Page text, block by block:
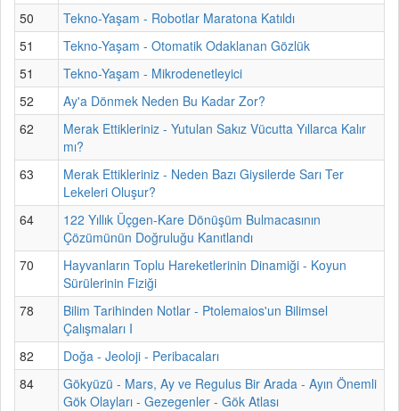
50
Tekno-Yaşam - Robotlar Maratona Katıldı
51
Tekno-Yaşam - Otomatik Odaklanan Gözlük
51
Tekno-Yaşam - Mikrodenetleyici
52
Ay'a Dönmek Neden Bu Kadar Zor?
62
Merak Ettikleriniz - Yutulan Sakız Vücutta Yıllarca Kalır
mı?
63
Merak Ettikleriniz - Neden Bazı Giysilerde Sarı Ter
Lekeleri Oluşur?
64
122 Yıllık Üçgen-Kare Dönüşüm Bulmacasının
Çözümünün Doğruluğu Kanıtlandı
70
Hayvanların Toplu Hareketlerinin Dinamiği - Koyun
Sürülerinin Fiziği
78
Bilim Tarihinden Notlar - Ptolemaios'un Bilimsel
Çalışmaları I
82
Doğa - Jeoloji - Peribacaları
84
Gökyüzü - Mars, Ay ve Regulus Bir Arada - Ayın Önemli
Gök Olayları - Gezegenler - Gök Atlası